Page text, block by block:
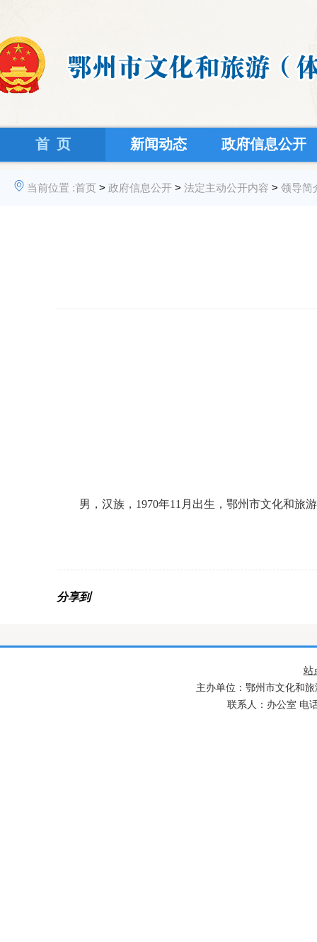
首 页 新闻动态 政府信息公开
当前位置 :首页 > 政府信息公开 > 法定主动公开内容 > 领导简
男，汉族，1970年11月出生，鄂州市文化和旅
分享到
站
主办单位：鄂州市文化和
联系人：办公室 电